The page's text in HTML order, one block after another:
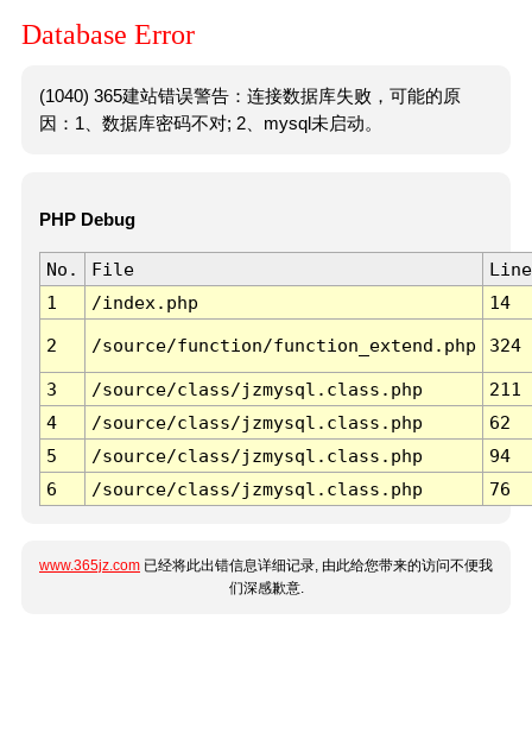
Database Error
(1040) 365建站错误警告：连接数据库失败，可能的原
因：1、数据库密码不对; 2、mysql未启动。
PHP Debug
No. File
Line
1
/index.php 14
2 /source/function/function_extend.php 324
3 /source/class/jzmysql.class.php
211
4
/source/class/jzmysql.class.php
62
5
/source/class/jzmysql.class.php
94
6
/source/class/jzmysql.class.php 76
www.365jz.com 已经将此出错信息详细记录, 由此给您带来的访问不便我
们深感歉意.